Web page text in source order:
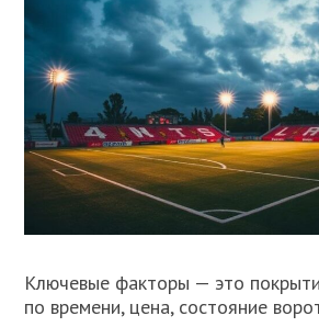
Ключевые факторы — это
по времени, цена, состояние